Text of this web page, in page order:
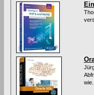
n
k
n
d
i
e
s
A